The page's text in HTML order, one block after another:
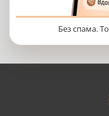
Без спама.